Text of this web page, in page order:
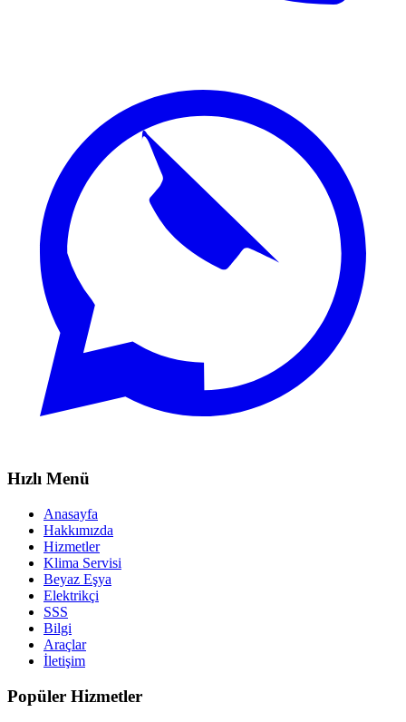
Hızlı Menü
Anasayfa
Hakkımızda
Hizmetler
Klima Servisi
Beyaz Eşya
Elektrikçi
SSS
Bilgi
Araçlar
İletişim
Popüler Hizmetler